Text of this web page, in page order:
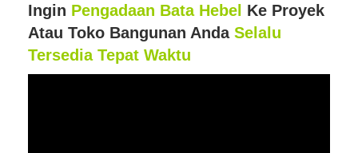
Ingin Pengadaan Bata Hebel Ke Proyek
Atau Toko Bangunan Anda Selalu
Tersedia Tepat Waktu